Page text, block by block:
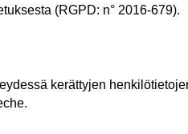
(RGPD: n° 2016-679).
kerättyjen